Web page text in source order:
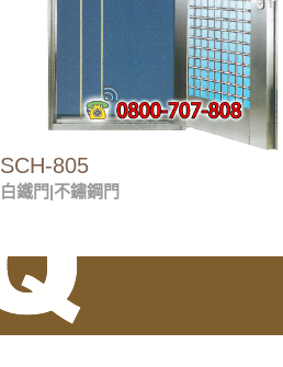
SCH-805
白鐵門|不鏽鋼門